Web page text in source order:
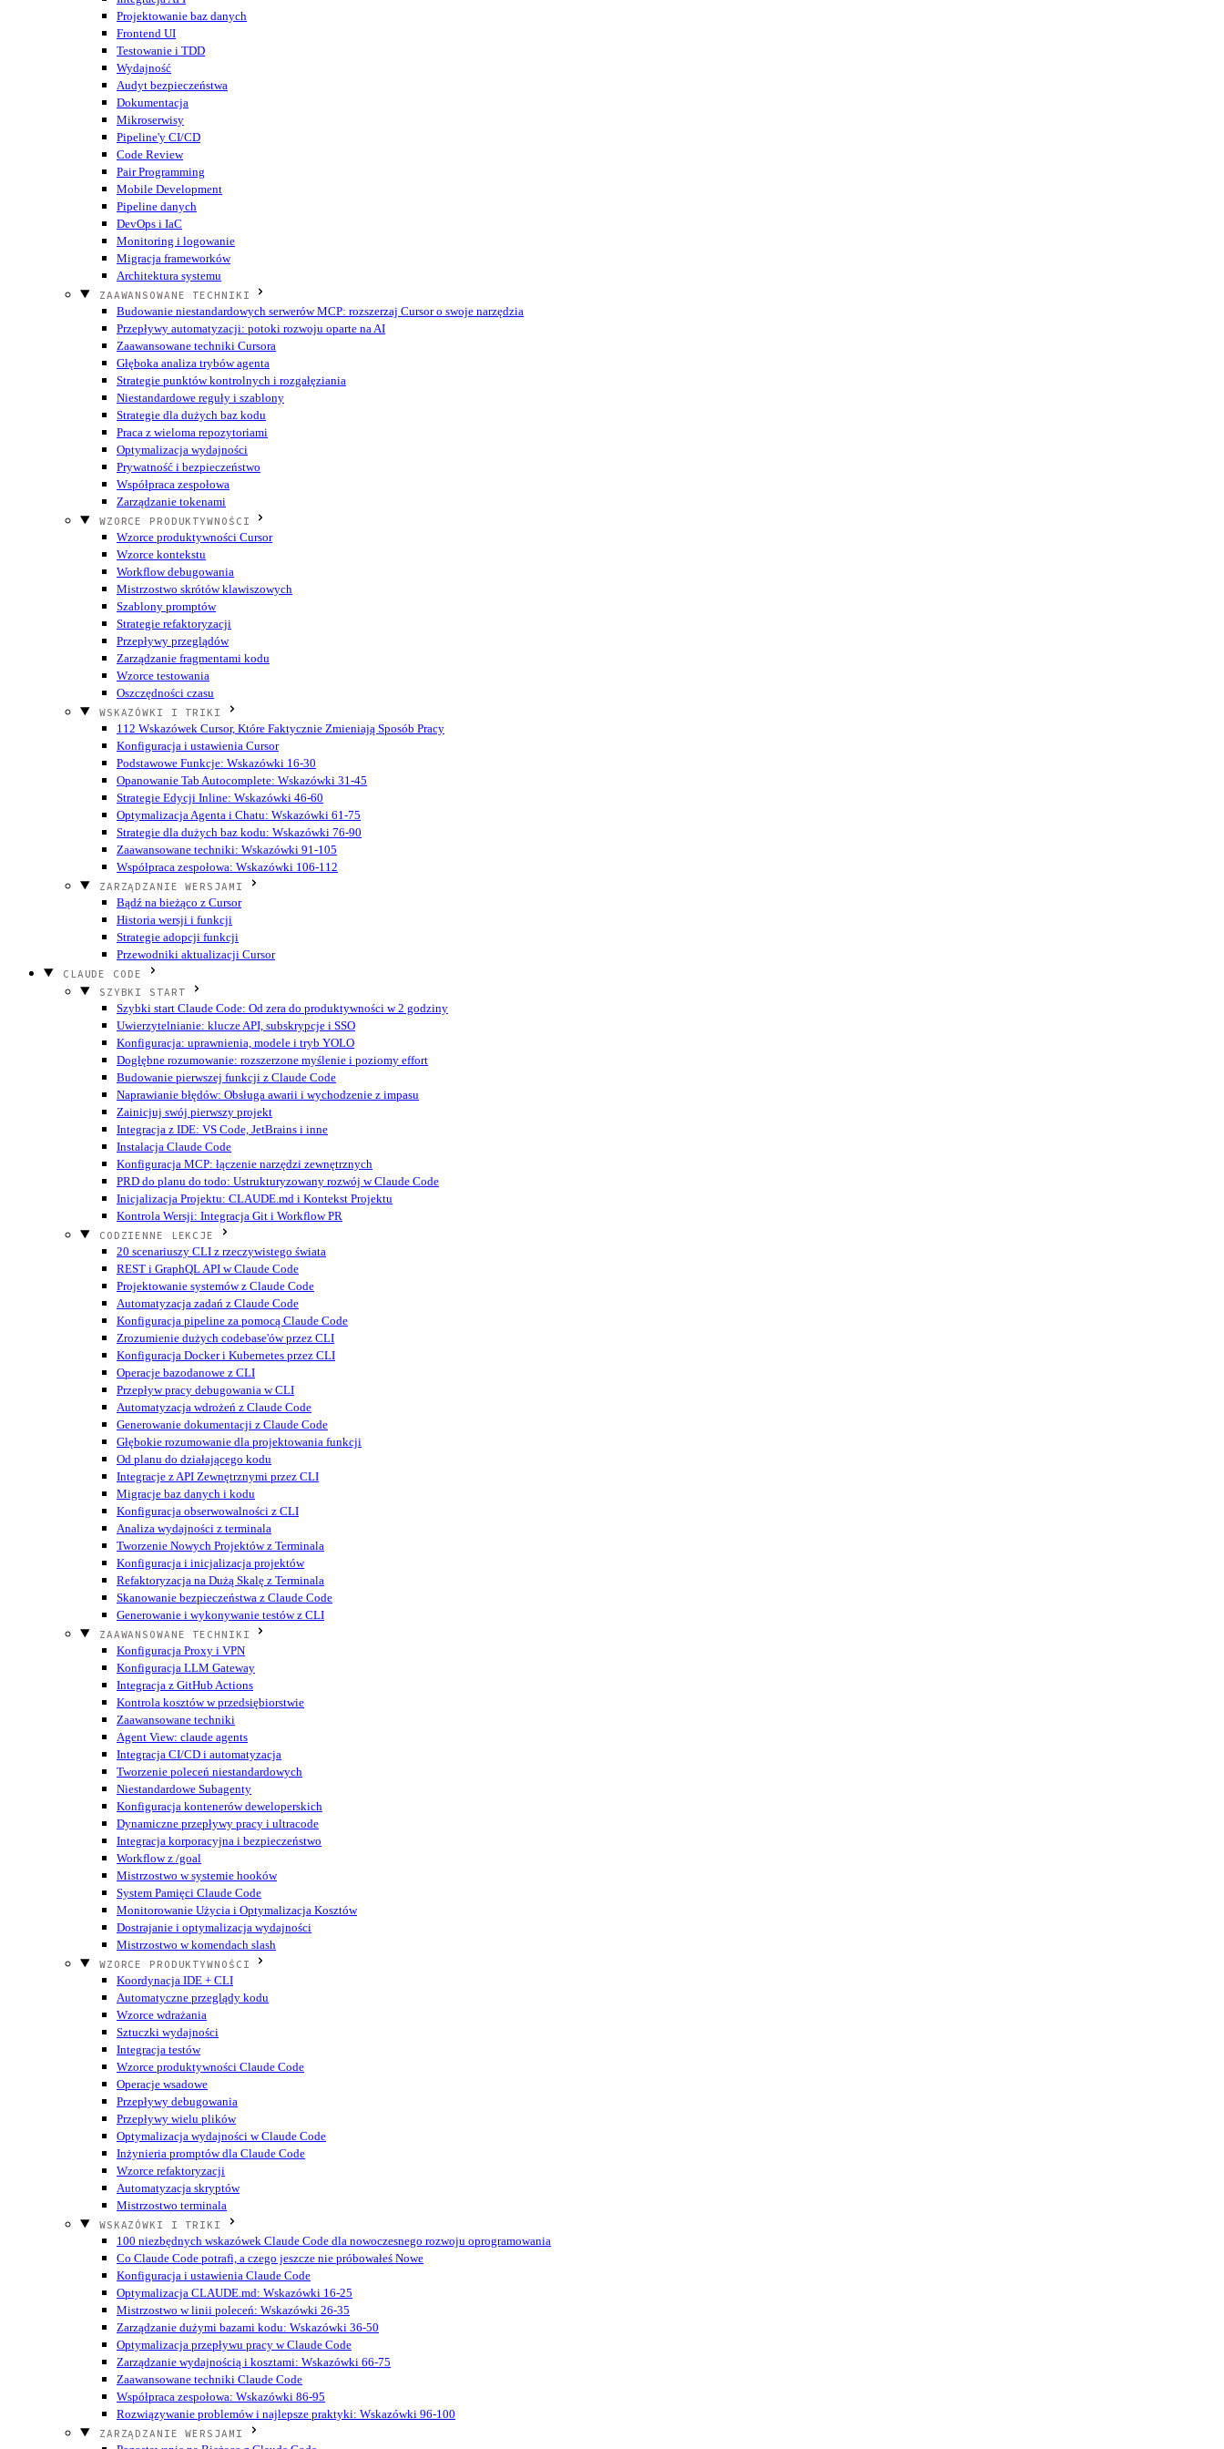
Projektowanie baz danych
Frontend UI
Testowanie i TDD
Wydajność
Audyt bezpieczeństwa
Dokumentacja
Mikroserwisy
Pipeline'y CI/CD
Code Review
Pair Programming
Mobile Development
Pipeline danych
DevOps i IaC
Monitoring i logowanie
Migracja frameworków
Architektura systemu
ZAAWANSOWANE TECHNIKI
Budowanie niestandardowych serwerów MCP: rozszerzaj Cursor o swoje narzędzia
Przepływy automatyzacji: potoki rozwoju oparte na AI
Zaawansowane techniki Cursora
Głęboka analiza trybów agenta
Strategie punktów kontrolnych i rozgałęziania
Niestandardowe reguły i szablony
Strategie dla dużych baz kodu
Praca z wieloma repozytoriami
Optymalizacja wydajności
Prywatność i bezpieczeństwo
Współpraca zespołowa
Zarządzanie tokenami
WZORCE PRODUKTYWNOŚCI
Wzorce produktywności Cursor
Wzorce kontekstu
Workflow debugowania
Mistrzostwo skrótów klawiszowych
Szablony promptów
Strategie refaktoryzacji
Przepływy przeglądów
Zarządzanie fragmentami kodu
Wzorce testowania
Oszczędności czasu
WSKAZÓWKI I TRIKI
112 Wskazówek Cursor, Które Faktycznie Zmieniają Sposób Pracy
Konfiguracja i ustawienia Cursor
Podstawowe Funkcje: Wskazówki 16-30
Opanowanie Tab Autocomplete: Wskazówki 31-45
Strategie Edycji Inline: Wskazówki 46-60
Optymalizacja Agenta i Chatu: Wskazówki 61-75
Strategie dla dużych baz kodu: Wskazówki 76-90
Zaawansowane techniki: Wskazówki 91-105
Współpraca zespołowa: Wskazówki 106-112
ZARZĄDZANIE WERSJAMI
Bądź na bieżąco z Cursor
Historia wersji i funkcji
Strategie adopcji funkcji
Przewodniki aktualizacji Cursor
CLAUDE CODE
SZYBKI START
Szybki start Claude Code: Od zera do produktywności w 2 godziny
Uwierzytelnianie: klucze API, subskrypcje i SSO
Konfiguracja: uprawnienia, modele i tryb YOLO
Dogłębne rozumowanie: rozszerzone myślenie i poziomy effort
Budowanie pierwszej funkcji z Claude Code
Naprawianie błędów: Obsługa awarii i wychodzenie z impasu
Zainicjuj swój pierwszy projekt
Integracja z IDE: VS Code, JetBrains i inne
Instalacja Claude Code
Konfiguracja MCP: łączenie narzędzi zewnętrznych
PRD do planu do todo: Ustrukturyzowany rozwój w Claude Code
Inicjalizacja Projektu: CLAUDE.md i Kontekst Projektu
Kontrola Wersji: Integracja Git i Workflow PR
CODZIENNE LEKCJE
20 scenariuszy CLI z rzeczywistego świata
REST i GraphQL API w Claude Code
Projektowanie systemów z Claude Code
Automatyzacja zadań z Claude Code
Konfiguracja pipeline za pomocą Claude Code
Zrozumienie dużych codebase'ów przez CLI
Konfiguracja Docker i Kubernetes przez CLI
Operacje bazodanowe z CLI
Przepływ pracy debugowania w CLI
Automatyzacja wdrożeń z Claude Code
Generowanie dokumentacji z Claude Code
Głębokie rozumowanie dla projektowania funkcji
Od planu do działającego kodu
Integracje z API Zewnętrznymi przez CLI
Migracje baz danych i kodu
Konfiguracja obserwowalności z CLI
Analiza wydajności z terminala
Tworzenie Nowych Projektów z Terminala
Konfiguracja i inicjalizacja projektów
Refaktoryzacja na Dużą Skalę z Terminala
Skanowanie bezpieczeństwa z Claude Code
Generowanie i wykonywanie testów z CLI
ZAAWANSOWANE TECHNIKI
Konfiguracja Proxy i VPN
Konfiguracja LLM Gateway
Integracja z GitHub Actions
Kontrola kosztów w przedsiębiorstwie
Zaawansowane techniki
Agent View: claude agents
Integracja CI/CD i automatyzacja
Tworzenie poleceń niestandardowych
Niestandardowe Subagenty
Konfiguracja kontenerów deweloperskich
Dynamiczne przepływy pracy i ultracode
Integracja korporacyjna i bezpieczeństwo
Workflow z /goal
Mistrzostwo w systemie hooków
System Pamięci Claude Code
Monitorowanie Użycia i Optymalizacja Kosztów
Dostrajanie i optymalizacja wydajności
Mistrzostwo w komendach slash
WZORCE PRODUKTYWNOŚCI
Koordynacja IDE + CLI
Automatyczne przeglądy kodu
Wzorce wdrażania
Sztuczki wydajności
Integracja testów
Wzorce produktywności Claude Code
Operacje wsadowe
Przepływy debugowania
Przepływy wielu plików
Optymalizacja wydajności w Claude Code
Inżynieria promptów dla Claude Code
Wzorce refaktoryzacji
Automatyzacja skryptów
Mistrzostwo terminala
WSKAZÓWKI I TRIKI
100 niezbędnych wskazówek Claude Code dla nowoczesnego rozwoju oprogramowania
Co Claude Code potrafi, a czego jeszcze nie próbowałeś Nowe
Konfiguracja i ustawienia Claude Code
Optymalizacja CLAUDE.md: Wskazówki 16-25
Mistrzostwo w linii poleceń: Wskazówki 26-35
Zarządzanie dużymi bazami kodu: Wskazówki 36-50
Optymalizacja przepływu pracy w Claude Code
Zarządzanie wydajnością i kosztami: Wskazówki 66-75
Zaawansowane techniki Claude Code
Współpraca zespołowa: Wskazówki 86-95
Rozwiązywanie problemów i najlepsze praktyki: Wskazówki 96-100
ZARZĄDZANIE WERSJAMI